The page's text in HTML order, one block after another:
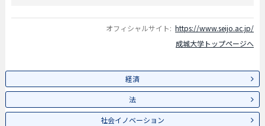
オフィシャルサイト: https://www.seijo.ac.jp/
成城大学トップページへ
経済
法
社会イノベーション